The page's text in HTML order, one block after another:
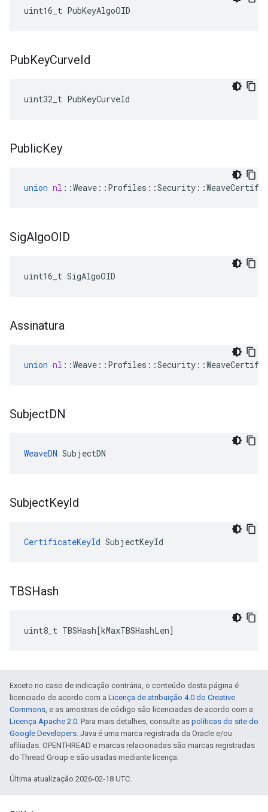
uint16_t PubKeyAlgoOID
PubKeyCurveId
uint32_t PubKeyCurveId
PublicKey
union nl ::Weave :: Profiles ::Security ::
SigAlgoOID
uint16_t SigAlgoOID
Assinatura
union nl ::Weave :: Profiles ::Security ::
SubjectDN
WeaveDN SubjectDN
SubjectKeyId
CertificateKeyId SubjectKeyId
TBSHash
uint8_t TBSHash[kMaxTBSHashLen]
Exceto no caso de indicação contrária, o conteúdo desta página é
licenciado de acordo com a Licença de atribuição 4.0 do Creative
Commons, e as amostras de código são licenciadas de acordo com a
Licença Apache 2.0. Para mais detalhes, consulte as políticas do site do
Google Developers. Java é uma marca registrada da Oracle e/ou
afiliadas. OPENTHREAD e marcas relacionadas são marcas registradas
do Thread Group e são usadas mediante licença.
Última atualização 2026-02-18 UTC.